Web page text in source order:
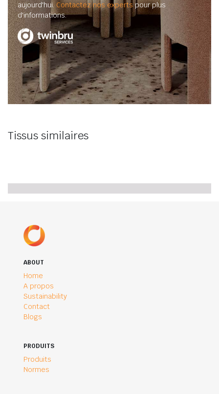
aujourd'hui.Contactez nos expertspour plus
d'informations.
Tissus similaires
ABOUT
Home
A propos
Sustainability
Contact
Blogs
PRODUITS
Produits
Normes